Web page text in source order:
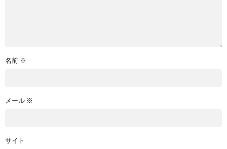
名前 ※
メール ※
サイト